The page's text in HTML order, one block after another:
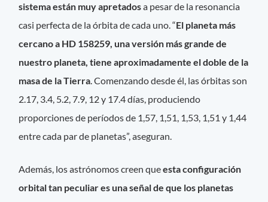
sistema están muy apretadosa pesar de la resonancia
casi perfecta de la órbita de cada uno. “El planeta más
cercano a HD 158259, una versión más grande de
nuestro planeta, tiene aproximadamente el doble de la
masa de la Tierra. Comenzando desde él, las órbitas son
2.17, 3.4, 5.2, 7.9, 12 y 17.4 días, produciendo
proporciones de períodos de 1,57, 1,51, 1,53, 1,51 y 1,44
entre cada par de planetas”, aseguran.
Además, los astrónomos creen queesta configuración
orbital tan peculiar es una señal de que los planetas